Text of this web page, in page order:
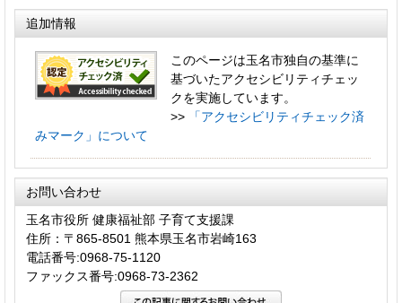
追加情報
このページは玉名市独自の基準に
基づいたアクセシビリティチェッ
クを実施しています。
>>
「アクセシビリティチェック済
みマーク」について
お問い合わせ
玉名市役所 健康福祉部 子育て支援課
住所：〒865-8501 熊本県玉名市岩崎163
電話番号:0968-75-1120
ファックス番号:0968-73-2362